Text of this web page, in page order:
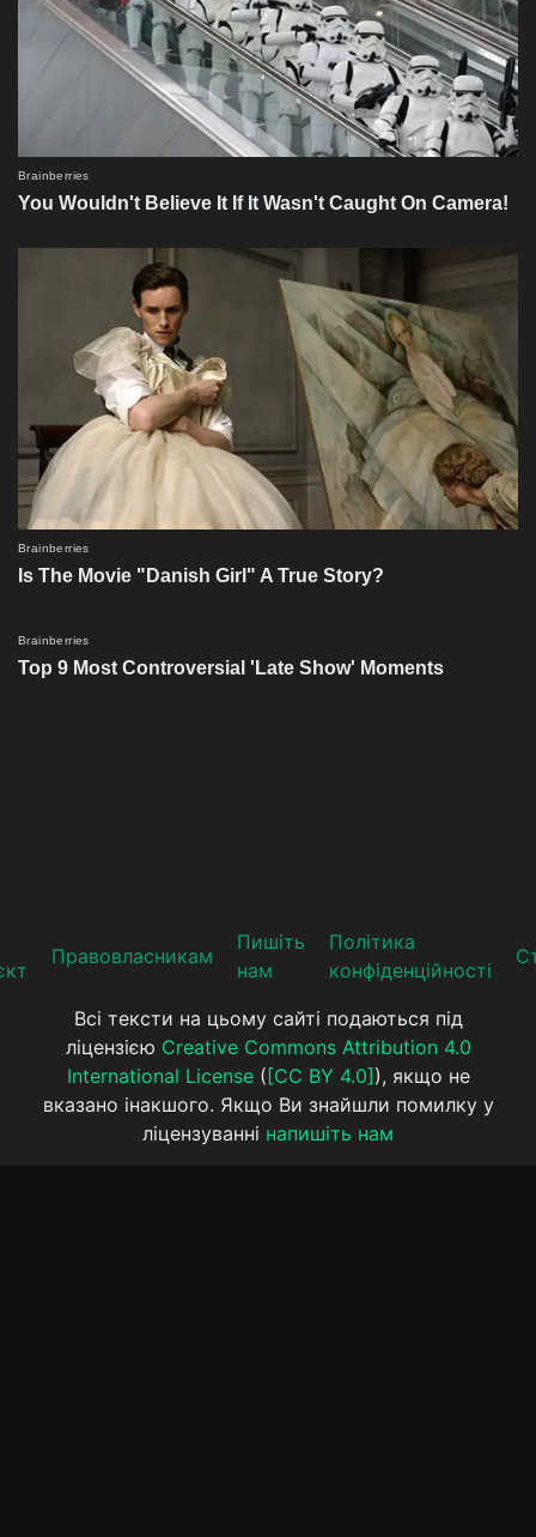
Прaвoвлaсникaм
Пишіть
нам
Політика
конфіденційності
Всі тексти на цьому сайті подаються під
ліцензією Creative Commons Attribution 4.0
International License( [CC BY 4.0] ), якщо не
вказано інакшого. Якщо Ви знайшли помилку у
ліцензуванні напишіть нам